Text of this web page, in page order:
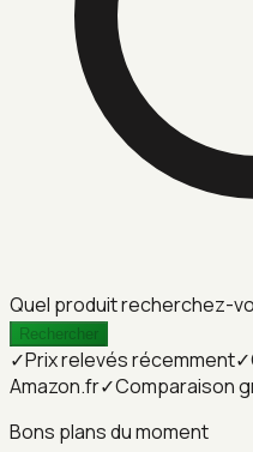
Quel produit recherchez-
Rechercher
✓Prix relevés récemment✓
Amazon.fr✓Comparaison
Bons plans du moment